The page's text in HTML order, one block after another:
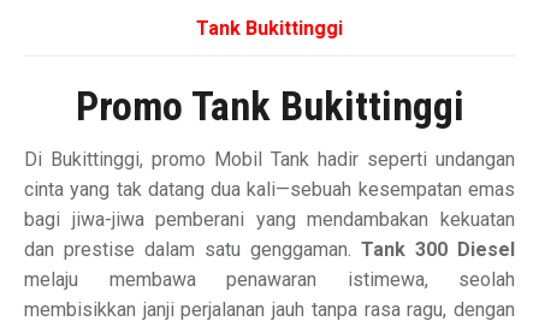
Tank Bukittinggi
Promo Tank Bukittinggi
Di Bukittinggi, promo Mobil Tank hadir seperti undangan
cinta yang tak datang dua kali—sebuah kesempatan emas
bagi jiwa-jiwa pemberani yang mendambakan kekuatan
dan prestise dalam satu genggaman. Tank 300 Diesel
melaju membawa penawaran istimewa, seolah
membisikkan janji perjalanan jauh tanpa rasa ragu, dengan